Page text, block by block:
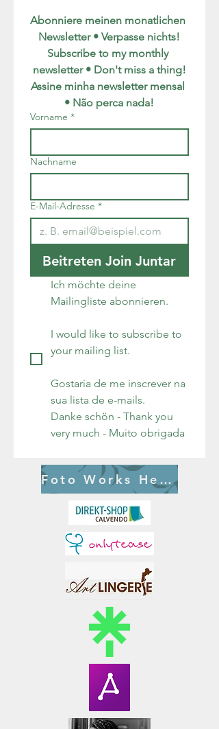
Abonniere meinen monatlichen
Newsletter • Verpasse nichts!
Subscribe to my monthly
newsletter • Don't miss a thing!
Assine minha newsletter mensal
• Não perca nada!
Vorname *
Nachname
E-Mail-Adresse *
Beitreten Join Juntar
Ich möchte deine
Mailingliste abonnieren.
I would like to subscribe to
your mailing list.
Gostaria de me inscrever na
Danke schön - Thank you
very much - Muito obrigada
Foto Works Herbert